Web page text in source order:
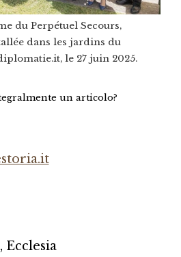
du Perpétuel Secours,
dans les jardins du
le 27 juin 2025.
un articolo?
, Ecclesia